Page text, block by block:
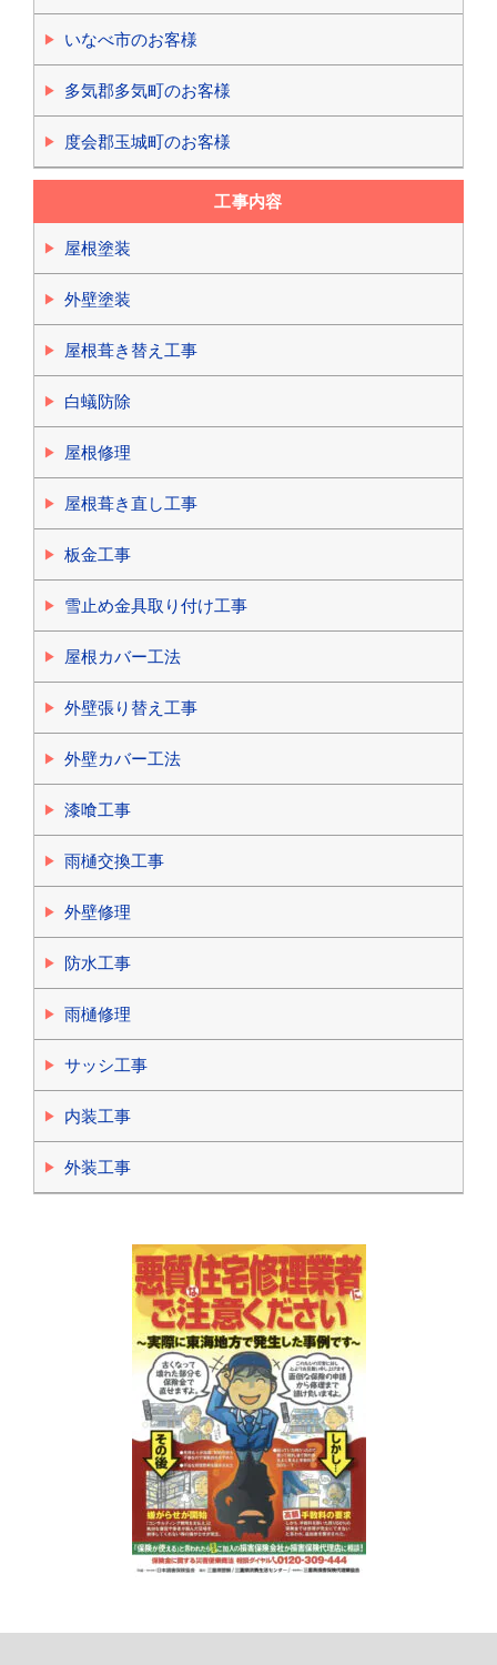
いなべ市のお客様
多気郡多気町のお客様
度会郡玉城町のお客様
工事内容
屋根塗装
外壁塗装
屋根葺き替え工事
白蟻防除
屋根修理
屋根葺き直し工事
板金工事
雪止め金具取り付け工事
屋根カバー工法
外壁張り替え工事
外壁カバー工法
漆喰工事
雨樋交換工事
外壁修理
防水工事
雨樋修理
サッシ工事
内装工事
外装工事